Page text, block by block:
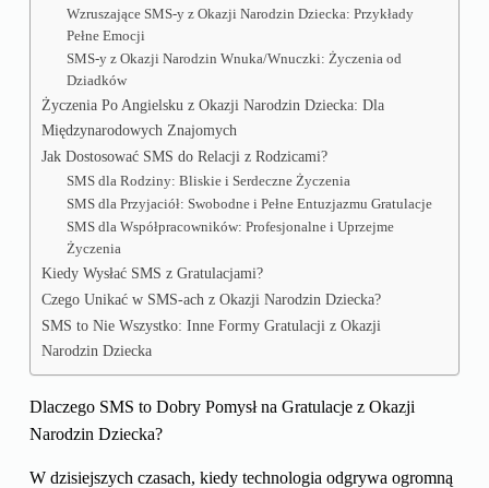
Wzruszające SMS-y z Okazji Narodzin Dziecka: Przykłady
Pełne Emocji
SMS-y z Okazji Narodzin Wnuka/Wnuczki: Życzenia od
Dziadków
Życzenia Po Angielsku z Okazji Narodzin Dziecka: Dla
Międzynarodowych Znajomych
Jak Dostosować SMS do Relacji z Rodzicami?
SMS dla Rodziny: Bliskie i Serdeczne Życzenia
SMS dla Przyjaciół: Swobodne i Pełne Entuzjazmu Gratulacje
SMS dla Współpracowników: Profesjonalne i Uprzejme
Życzenia
Kiedy Wysłać SMS z Gratulacjami?
Czego Unikać w SMS-ach z Okazji Narodzin Dziecka?
SMS to Nie Wszystko: Inne Formy Gratulacji z Okazji
Narodzin Dziecka
Dlaczego SMS to Dobry Pomysł na Gratulacje z Okazji
Narodzin Dziecka?
W dzisiejszych czasach, kiedy technologia odgrywa ogromną